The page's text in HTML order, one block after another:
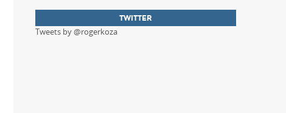
TWITTER
Tweets by @rogerkoza